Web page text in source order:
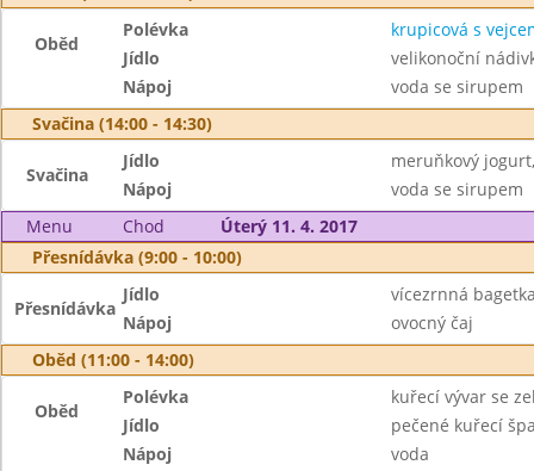
Oběd
Polévka
krupicová s
Jídlo
velikonoční
Nápoj
voda se sirupem
Svačina (14:00 - 14:30)
Svačina
Jídlo
meruňkový
Nápoj
voda se sirupem
Menu
Chod
Úterý 11. 4. 2017
Přesnídávka (9:00 - 10:00)
Přesnídávka
Jídlo
vícezrnná
Nápoj
ovocný čaj
Oběd (11:00 - 14:00)
Oběd
Polévka
kuřecí vývar se
Jídlo
pečené kuřecí
Nápoj
voda